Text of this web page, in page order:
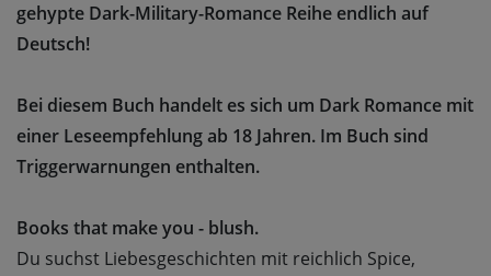
gehypte Dark-Military-Romance Reihe endlich auf
Deutsch!
Bei diesem Buch handelt es sich um Dark Romance mit
einer Leseempfehlung ab 18 Jahren. Im Buch sind
Triggerwarnungen enthalten.
Books that make you - blush.
Du suchst Liebesgeschichten mit reichlich Spice,